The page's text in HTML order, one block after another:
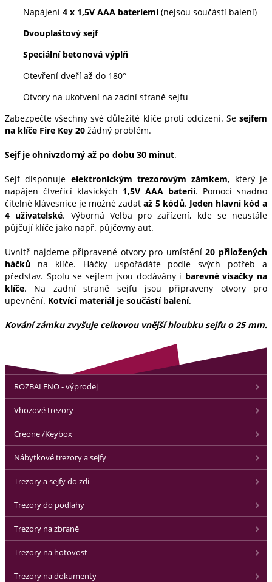
Napájení 4 x 1,5V AAA bateriemi (nejsou součástí balení)
Dvouplaštový sejf
Speciální betonová výplň
Otevření dveří až do 180°
Otvory na ukotvení na zadní straně sejfu
Zabezpečte všechny své důležité klíče proti odcizení. Se sejfem
na klíče Fire Key 20 žádný problém.
Sejf je ohnivzdorný až po dobu 30 minut.
Sejf disponuje elektronickým trezorovým zámkem, který je
napájen čtveřicí klasických 1,5V AAA baterií. Pomocí snadno
čitelné klávesnice je možné zadataž 5 kódů. Jeden hlavní kód a
4 uživatelské. Výborná Velba pro zařízení, kde se neustále
půjčují klíče jako např. půjčovny aut.
Uvnitř najdeme připravené otvory pro umístění20 přiložených
háčků na klíče. Háčky uspořádáte podle svých potřeb a
představ. Spolu se sejfem jsou dodávány i barevné visačky na
klíče. Na zadní straně sejfu jsou připraveny otvory pro
upevnění. Kotvící materiál je součástí balení.
Kování zámku zvyšuje celkovou vnější hloubku sejfu o 25 mm.
ROZBALENO - výprodej
Vhozové trezory
Creone /Keybox
Nábytkové trezory a sejfy
Trezory a sejfy do zdi
Trezory do podlahy
Trezory na zbraně
Trezory na hotovost
Trezory na dokumenty